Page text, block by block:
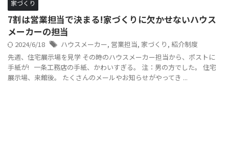
家づくり
7割は営業担当で決まる!家づくりに欠かせないハウス
メーカーの担当
2024/6/18 ハウスメーカー, 営業担当, 家づくり , 紹介制度
先週、住宅展示場を見学 その時のハウスメーカー担当から、ポストに
手紙が! 一条工務店の手紙、かわいすぎる。 注：男の方でした。 住宅
展示場、来館後。 たくさんのメールやお知らせがやってき ...